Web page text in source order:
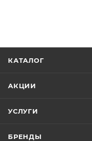
КАТАЛОГ
АКЦИИ
УСЛУГИ
БРЕНДЫ